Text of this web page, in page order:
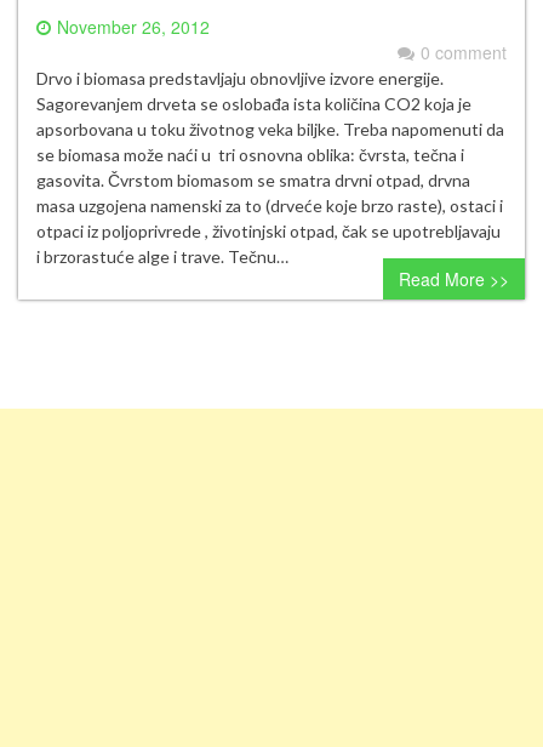
November 26, 2012
0 comment
Drvo i biomasa predstavljaju obnovljive izvore energije.
Sagorevanjem drveta se oslobađa ista količina CO2 koja je
apsorbovana u toku životnog veka biljke. Treba napomenuti da
se biomasa može naći u tri osnovna oblika: čvrsta, tečna i
gasovita. Čvrstom biomasom se smatra drvni otpad, drvna
masa uzgojena namenski za to (drveće koje brzo raste), ostaci i
otpaci iz poljoprivrede , životinjski otpad, čak se upotrebljavaju
i brzorastuće alge i trave. Tečnu…
Read More >>